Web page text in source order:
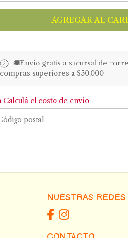
AGREGAR AL
🚚​​Envío gratis a sucursal de
compras superiores a $50.000
Calculá el costo de envío
NUESTRAS